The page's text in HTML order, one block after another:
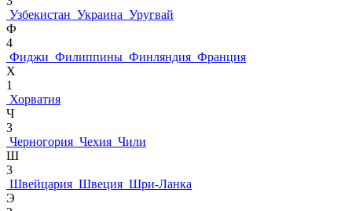
Узбекистан Украина Уругвай
Ф
4
Фиджи Филиппины Финляндия Франция
Х
1
Хорватия
Ч
3
Черногория Чехия Чили
Ш
3
Швейцария Швеция Шри-Ланка
Э